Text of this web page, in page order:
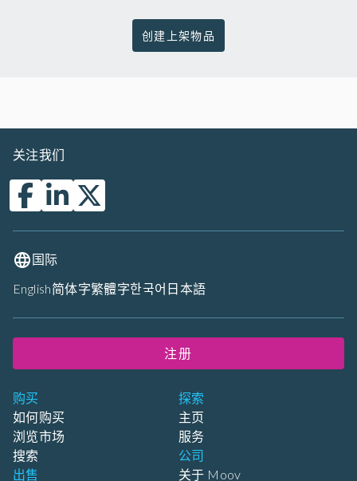
创建上架物品
购买
如何购买
浏览市场
搜索
出售
探索
主页
服务
公司
关于 Moov
关注我们
国际
English简体字繁體字한국어 日本語
注册